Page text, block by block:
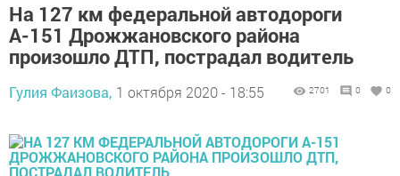
На 127 км федеральной автодороги
А-151 Дрожжановского района
произошло ДТП, пострадал водитель
Гулия Фаизова, 1 октября 2020 - 18:55 2701 0 0